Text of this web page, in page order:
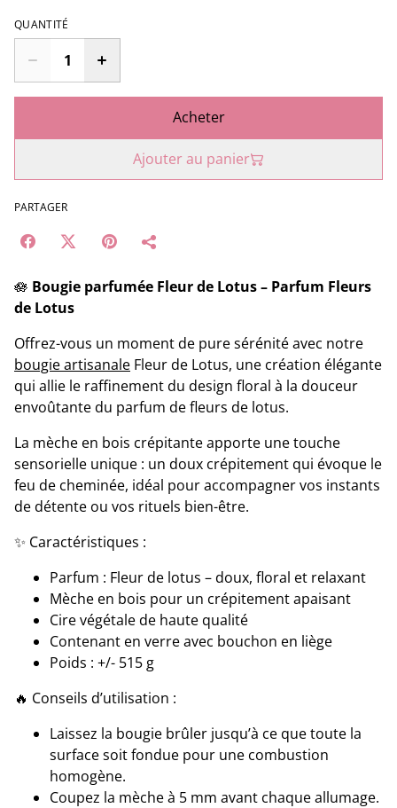
QUANTITÉ
Acheter
Ajouter au panier
PARTAGER
🪷 Bougie parfumée Fleur de Lotus – Parfum Fleurs
de Lotus
Offrez-vous un moment de pure sérénité avec notre
bougie artisanale Fleur de Lotus, une création élégante
qui allie le raffinement du design floral à la douceur
envoûtante du parfum de fleurs de lotus.
La mèche en bois crépitante apporte une touche
sensorielle unique : un doux crépitement qui évoque le
feu de cheminée, idéal pour accompagner vos instants
de détente ou vos rituels bien-être.
✨ Caractéristiques :
Parfum : Fleur de lotus – doux, floral et relaxant
Mèche en bois pour un crépitement apaisant
Cire végétale de haute qualité
Contenant en verre avec bouchon en liège
Poids : +/- 515 g
🔥 Conseils d’utilisation :
Laissez la bougie brûler jusqu’à ce que toute la
surface soit fondue pour une combustion
homogène.
Coupez la mèche à 5 mm avant chaque allumage.